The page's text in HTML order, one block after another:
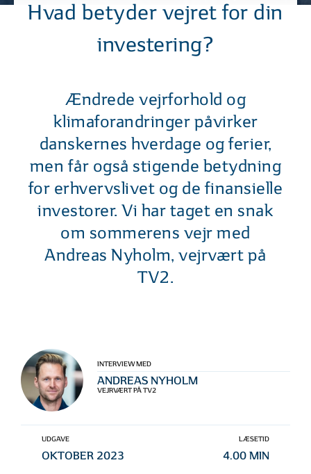
Hvad betyder vejret for din
investering?
Ændrede vejrforhold og
klimaforandringer påvirker
danskernes hverdage og ferier,
men får også stigende betydning
for erhvervslivet og de finansielle
investorer. Vi har taget en snak
om sommerens vejr med
Andreas Nyholm, vejrvært på
TV2.
INTERVIEW MED
ANDREAS NYHOLM
VEJRVÆRT PÅ TV2
UDGAVE
OKTOBER 2023
LÆSETID
4.00 MIN